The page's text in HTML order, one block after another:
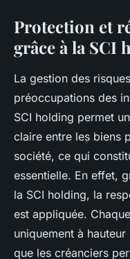
Protection et
grâce à la SCI
La gestion des
préoccupations des
SCI holding permet
claire entre les biens
société, ce qui
essentielle. En effet,
la SCI holding, la
est appliquée.
uniquement à
que les créanciers